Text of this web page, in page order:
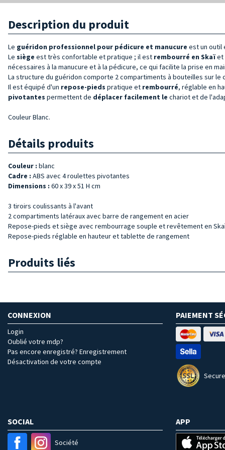
Description du produit
Le guéridon professionnel pour pédicure et manucure est un outil
Le siège est très confortable et pratique ; il est rembourré en Skaïet
nécessaires à la manucure et à la pédicure, ce qui facilite la prise en
La structure du guéridon comporte 2 compartiments à bouteilles sur le
Il est équipé d'un repose-pieds pratique et rembourré, réglable en
pivotantes permettent de déplacer facilement le chariot et de
Couleur Blanc.
Détails produits
Couleur : blanc
Cadre : ABS avec 4 roulettes pivotantes
Dimensions : 60 x 39 x 51 H cm
3 tiroirs coulissants à l'avant
2 compartiments latéraux avec barre de rangement en acier
Repose-pieds et siège avec rembourrage souple et revêtement en
Repose-pieds réglable en hauteur et tablette de rangement
Produits liés
CONNEXION
Login
Oublié votre mdp?
Pas encore enregistré? Enregistrement
Désactivation de votre compte
PAIEMENT
SOCIAL
Société
APP